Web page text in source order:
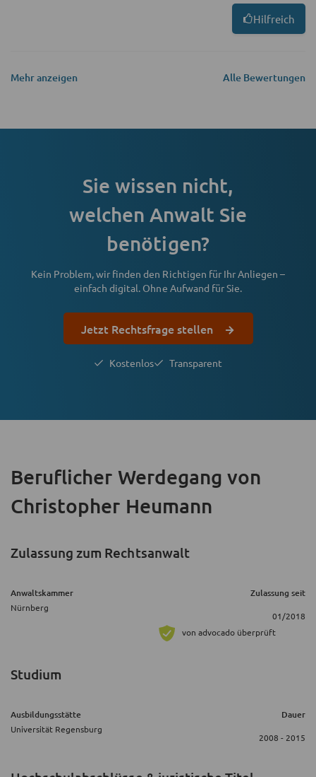
Hilfreich
Mehr anzeigen Alle Bewertungen
Sie wissen nicht,
welchen Anwalt Sie
benötigen?
Kein Problem, wir finden den Richtigen für Ihr Anliegen –
einfach digital. Ohne Aufwand für Sie.
Jetzt Rechtsfrage stellen
Kostenlos Transparent
Beruflicher Werdegang von
Christopher Heumann
Zulassung zum Rechtsanwalt
Anwaltskammer Zulassung seit
Nürnberg
01/2018
von advocado überprüft
Studium
Ausbildungsstätte Dauer
Universität Regensburg
2008 - 2015